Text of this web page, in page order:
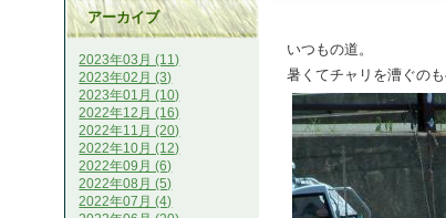
いつもの道。
暑くてチャリを漕ぐの
アーカイブ
2023年03月 (11)
2023年02月 (3)
2023年01月 (10)
2022年12月 (16)
2022年11月 (20)
2022年10月 (12)
2022年09月 (6)
2022年08月 (5)
2022年07月 (4)